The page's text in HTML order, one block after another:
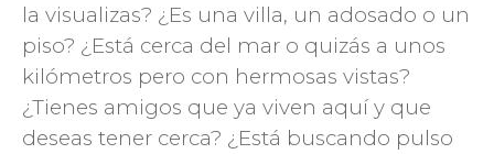
la visualizas? ¿Es una villa, un adosado o un
piso? ¿Está cerca del mar o quizás a unos
kilómetros pero con hermosas vistas?
¿Tienes amigos que ya viven aquí y que
deseas tener cerca? ¿Está buscando pulso